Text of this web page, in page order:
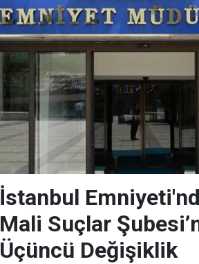
İstanbul
Mali Suçlar
Üçüncü Değişiklik